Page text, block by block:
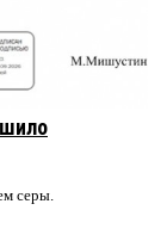
серы.